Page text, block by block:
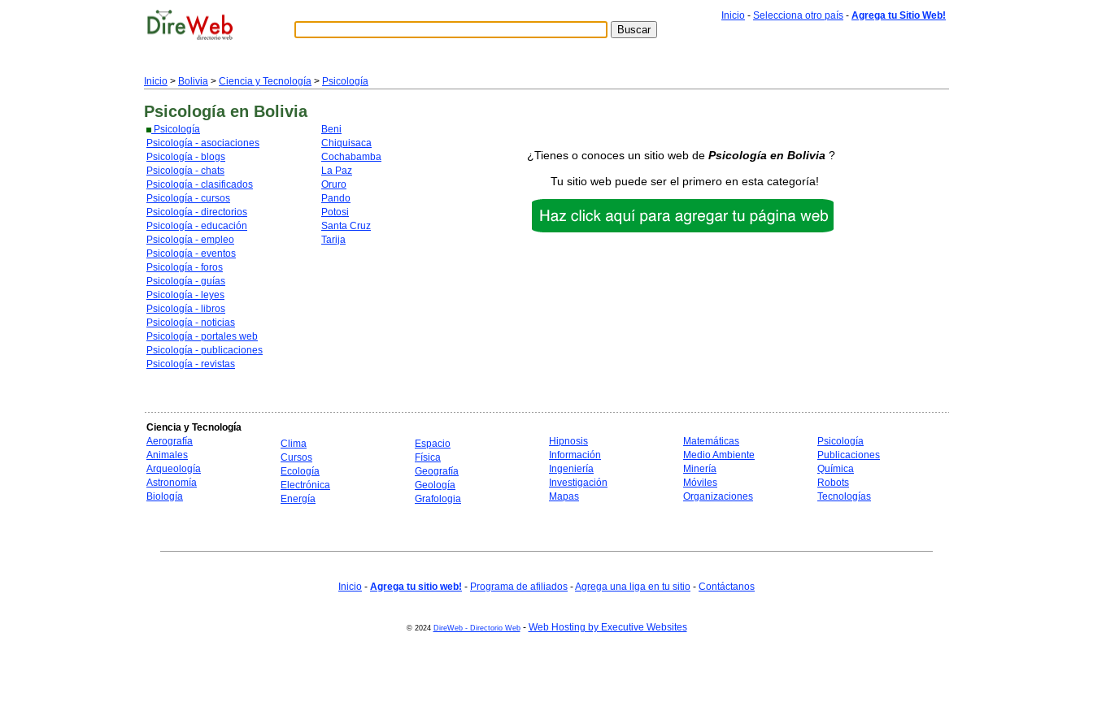
Inicio - Selecciona otro país - Agrega tu Sitio Web!
Inicio > Bolivia > Ciencia y Tecnología > Psicología
Psicología en Bolivia
Psicología
Psicología - asociaciones
Psicología - blogs
Psicología - chats
Psicología - clasificados
Psicología - cursos
Psicología - directorios
Psicología - educación
Psicología - empleo
Psicología - eventos
Psicología - foros
Psicología - guías
Psicología - leyes
Psicología - libros
Psicología - noticias
Psicología - portales web
Psicología - publicaciones
Psicología - revistas
Beni
Chiquisaca
Cochabamba
La Paz
Oruro
Pando
Potosi
Santa Cruz
Tarija
¿Tienes o conoces un sitio web de Psicología en Bolivia ?
Tu sitio web puede ser el primero en esta categoría!
Ciencia y Tecnología
Aerografía
Animales
Arqueología
Astronomía
Biología
Clima
Cursos
Ecología
Electrónica
Energía
Espacio
Física
Geografía
Geología
Grafologia
Hipnosis
Información
Ingeniería
Investigación
Mapas
Matemáticas
Medio Ambiente
Minería
Móviles
Organizaciones
Psicología
Publicaciones
Química
Robots
Tecnologías
Inicio - Agrega tu sitio web! - Programa de afiliados -Agrega una liga en tu sitio - Contáctanos
© 2024 DireWeb - Directorio Web- Web Hosting by Executive Websites